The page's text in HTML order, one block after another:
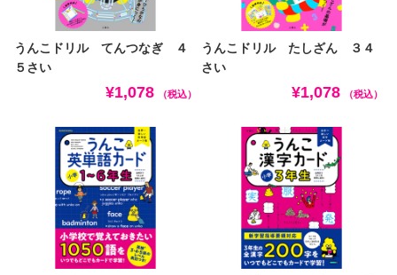
うんこドリル てんつなぎ ４
５さい
¥1,078 （税込）
うんこドリル たしざん ３４
さい
¥1,078 （税込）